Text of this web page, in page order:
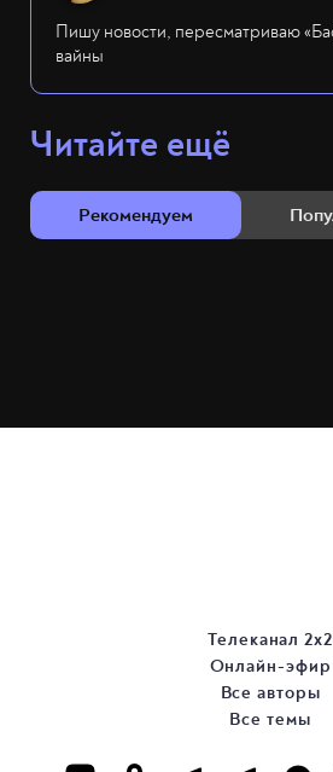
Пишу новости, пересматриваю
вайны
Читайте ещё
Рекомендуем
Телеканал 2х2
Онлайн-эфир
Все авторы
Все темы